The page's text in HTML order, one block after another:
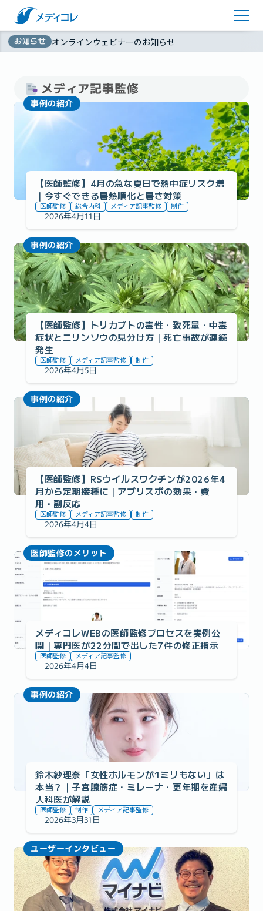
お知らせ オンラインウェビナーのお知らせ
お問い合わせ
料 資料ダウンロード
メディア記事監修
事例の紹介
【医師監修】4月の急な夏日で熱中症リスク増
｜今すぐできる暑熱順化と暑さ対策
医師監修 総合内科 メディア記事監修 制作
2026年4月11日
事例の紹介
【医師監修】トリカブトの毒性・致死量・中毒
症状とニリンソウの見分け方｜死亡事故が連続
発生
医師監修 メディア記事監修 制作
2026年4月5日
事例の紹介
【医師監修】RSウイルスワクチンが2026年4
月から定期接種に｜アブリスボの効果・費
用・副反応
医師監修 メディア記事監修 制作
2026年4月4日
医師監修のメリット
メディコレWEBの医師監修プロセスを実例公
開｜専門医が22分間で出した7件の修正指示
医師監修 メディア記事監修
2026年4月4日
事例の紹介
鈴木紗理奈「女性ホルモンが1ミリもない」は
本当？｜子宮腺筋症・ミレーナ・更年期を産婦
人科医が解説
医師監修 制作 メディア記事監修
2026年3月31日
ユーザーインタビュー